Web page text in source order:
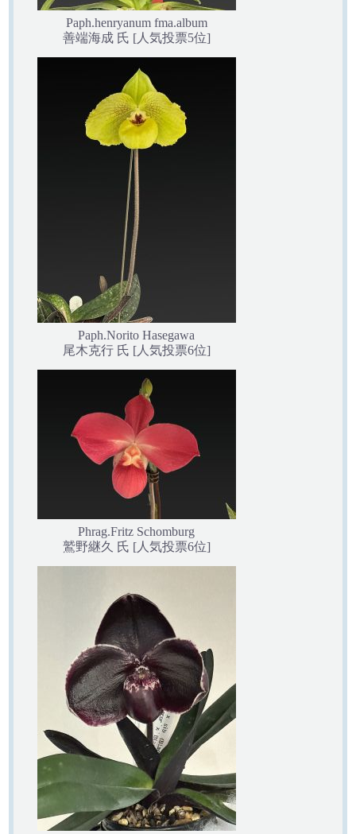
Paph.henryanum fma.album
善端海成 氏 [人気投票5位]
Paph.Norito Hasegawa
尾木克行 氏 [人気投票6位]
Phrag.Fritz Schomburg
鷲野継久 氏 [人気投票6位]